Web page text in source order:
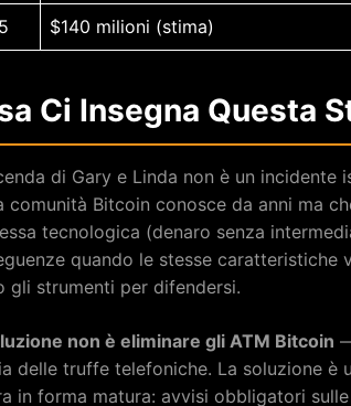
$140 milioni (stima)
Ci Insegna Questa
di Gary e Linda non è un
comunità Bitcoin conosce da anni ma
tecnologica (denaro senza
quando le stesse
gli strumenti per difendersi.
non è eliminare gli ATM Bitcoin
delle truffe telefoniche. La soluzione è
in forma matura: avvisi obbligatori